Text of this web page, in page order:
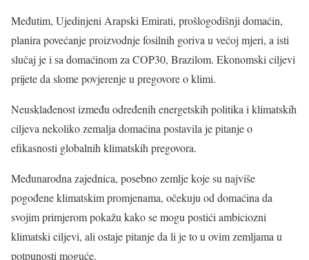
Međutim, Ujedinjeni Arapski Emirati, prošlogodišnji domaćin,
planira povećanje proizvodnje fosilnih goriva u većoj mjeri, a isti
slučaj je i sa domaćinom za COP30, Brazilom. Ekonomski ciljevi
prijete da slome povjerenje u pregovore o klimi.
Neusklađenost između određenih energetskih politika i klimatskih
ciljeva nekoliko zemalja domaćina postavila je pitanje o
efikasnosti globalnih klimatskih pregovora.
Međunarodna zajednica, posebno zemlje koje su najviše
pogođene klimatskim promjenama, očekuju od domaćina da
svojim primjerom pokažu kako se mogu postići ambiciozni
klimatski ciljevi, ali ostaje pitanje da li je to u ovim zemljama u
potpunosti moguće.